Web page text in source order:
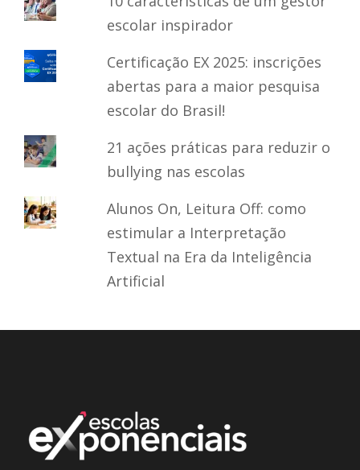
escolar inspirador
Certificação EX 2025: inscrições
abertas para a maior pesquisa
escolar do Brasil!
21 ações práticas para reduzir o
bullying nas escolas
Alunos On, Leitura Off: como
estimular a Interpretação
Textual na Era da Inteligência
Artificial